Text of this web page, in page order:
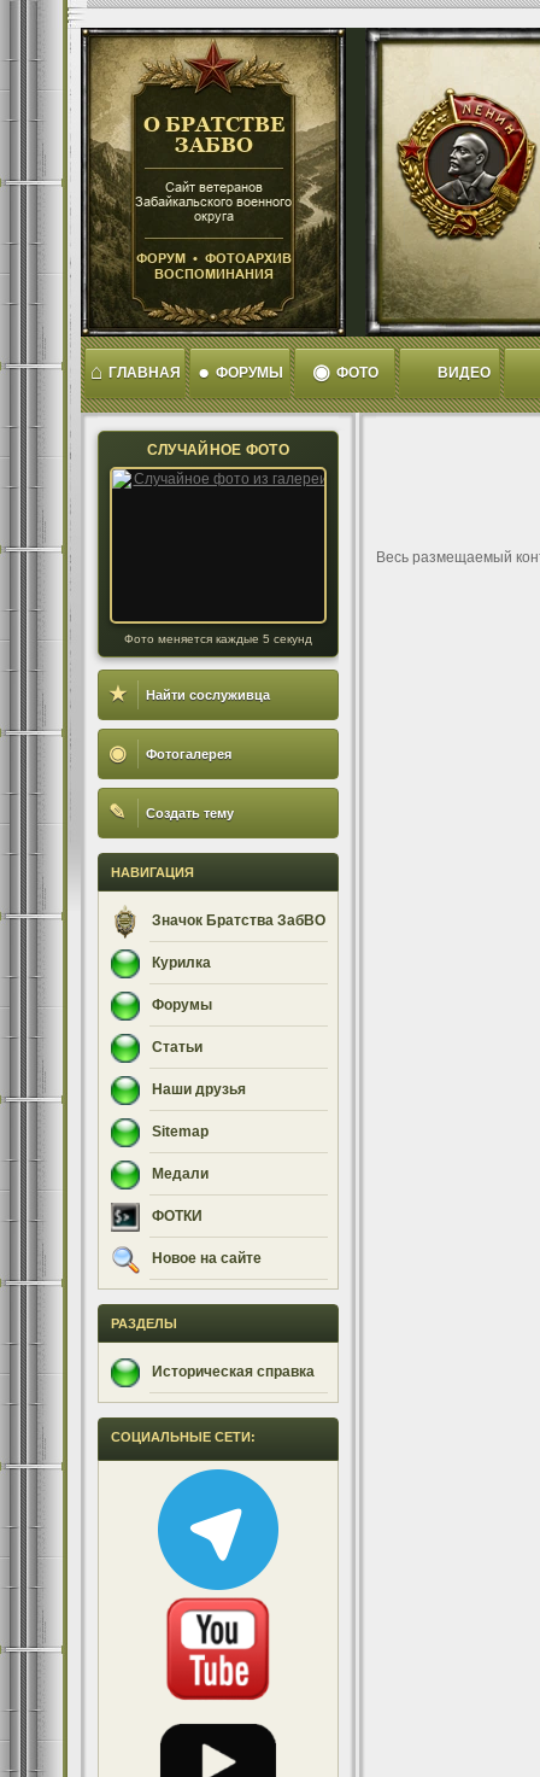
⌂ ГЛАВНАЯ ● ФОРУМЫ ◉ ФОТО ВИДЕО
СЛУЧАЙНОЕ ФОТО
Фото меняется каждые 5 секунд
★ Найти сослуживца
◉ Фотогалерея
✎ Создать тему
НАВИГАЦИЯ
Значок Братства ЗабВО
Курилка
Форумы
Статьи
Наши друзья
Sitemap
Медали
ФОТКИ
Новое на сайте
РАЗДЕЛЫ
Историческая справка
СОЦИАЛЬНЫЕ СЕТИ:
Весь размещаемый